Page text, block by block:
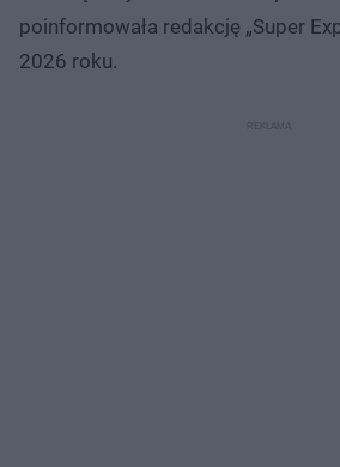
poinformowała redakcję „Super
2026 roku.